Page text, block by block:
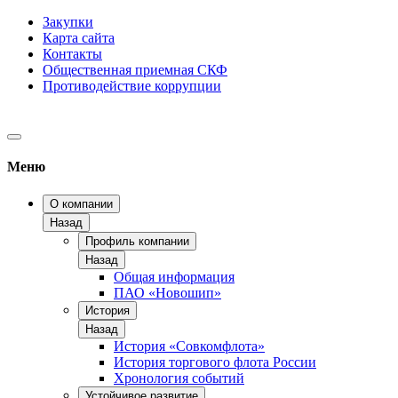
Закупки
Карта сайта
Контакты
Общественная приемная СКФ
Противодействие коррупции
Меню
О компании
Назад
Профиль компании
Назад
Общая информация
ПАО «Новошип»
История
Назад
История «Совкомфлота»
История торгового флота России
Хронология событий